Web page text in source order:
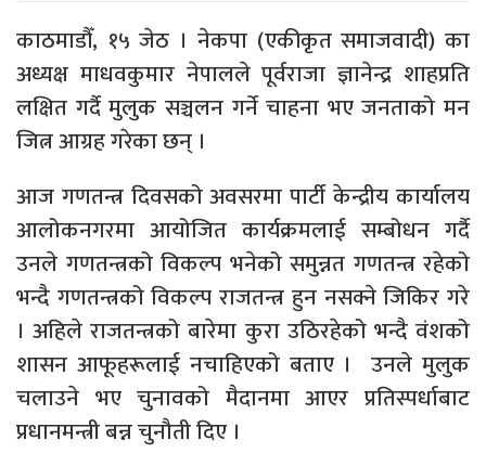
काठमाडौँ, १५ जेठ । नेकपा (एकीकृत समाजवादी) का
अध्यक्ष माधवकुमार नेपालले पूर्वराजा ज्ञानेन्द्र शाहप्रति
लक्षित गर्दै मुलुक सञ्चलन गर्ने चाहना भए जनताको मन
जित्न आग्रह गरेका छन् ।
आज गणतन्त्र दिवसको अवसरमा पार्टी केन्द्रीय कार्यालय
आलोकनगरमा आयोजित कार्यक्रमलाई सम्बोधन गर्दै
उनले गणतन्त्रको विकल्प भनेको समुन्नत गणतन्त्र रहेको
भन्दै गणतन्त्रको विकल्प राजतन्त्र हुन नसक्ने जिकिर गरे
। अहिले राजतन्त्रको बारेमा कुरा उठिरहेको भन्दै वंशको
शासन आफूहरूलाई नचाहिएको बताए । उनले मुलुक
चलाउने भए चुनावको मैदानमा आएर प्रतिस्पर्धाबाट
प्रधानमन्त्री बन्न चुनौती दिए ।